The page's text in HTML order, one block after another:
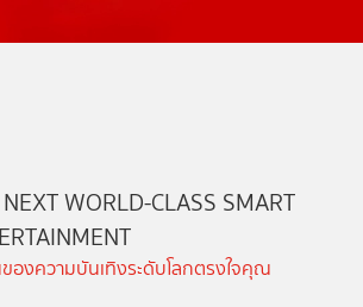
WORLD-CLASS SMART
องความบันเทิงระดับโลกตรงใจคุณ